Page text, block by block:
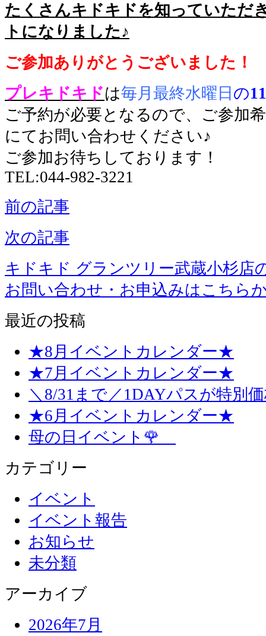
たくさんキドキドを知っていただ
トになりました♪
ご参加ありがとうございました！
プレキドキドは毎月最終水曜日 の
ご予約が必要となるので、ご参加
にてお問い合わせください♪
ご参加お待ちしております！
TEL:044-982-3221
前の記事
次の記事
キドキド グランツリー武蔵小杉店
お問い合わせ・お申込みはこちら
最近の投稿
★8月イベントカレンダー★
★7月イベントカレンダー★
＼8/31まで／1DAYパスが特別
★6月イベントカレンダー★
母の日イベント🌹
カテゴリー
イベント
イベント報告
お知らせ
未分類
アーカイブ
2026年7月